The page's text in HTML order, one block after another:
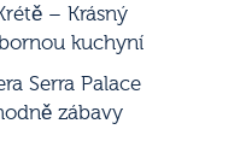
– Krásný
kuchyní
Serra Palace
zábavy